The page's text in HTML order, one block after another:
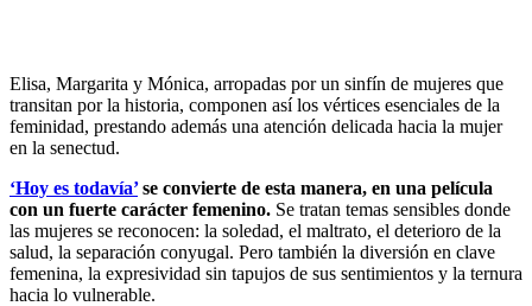
Elisa, Margarita y Mónica, arropadas por un sinfín de mujeres que
transitan por la historia, componen así los vértices esenciales de la
feminidad, prestando además una atención delicada hacia la mujer
en la senectud.
‘Hoy es todavía’se convierte de esta manera, en una película
con un fuerte carácter femenino. Se tratan temas sensibles donde
las mujeres se reconocen: la soledad, el maltrato, el deterioro de la
salud, la separación conyugal. Pero también la diversión en clave
femenina, la expresividad sin tapujos de sus sentimientos y la ternura
hacia lo vulnerable.